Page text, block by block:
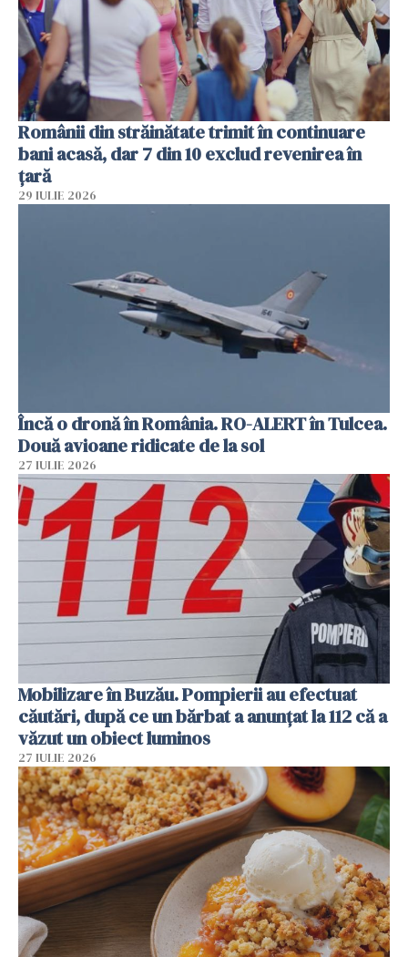
Românii din străinătate trimit în continuare
bani acasă, dar 7 din 10 exclud revenirea în
țară
29 IULIE 2026
Încă o dronă în România. RO-ALERT în Tulcea.
Două avioane ridicate de la sol
27 IULIE 2026
Mobilizare în Buzău. Pompierii au efectuat
căutări, după ce un bărbat a anunțat la 112 că a
văzut un obiect luminos
27 IULIE 2026